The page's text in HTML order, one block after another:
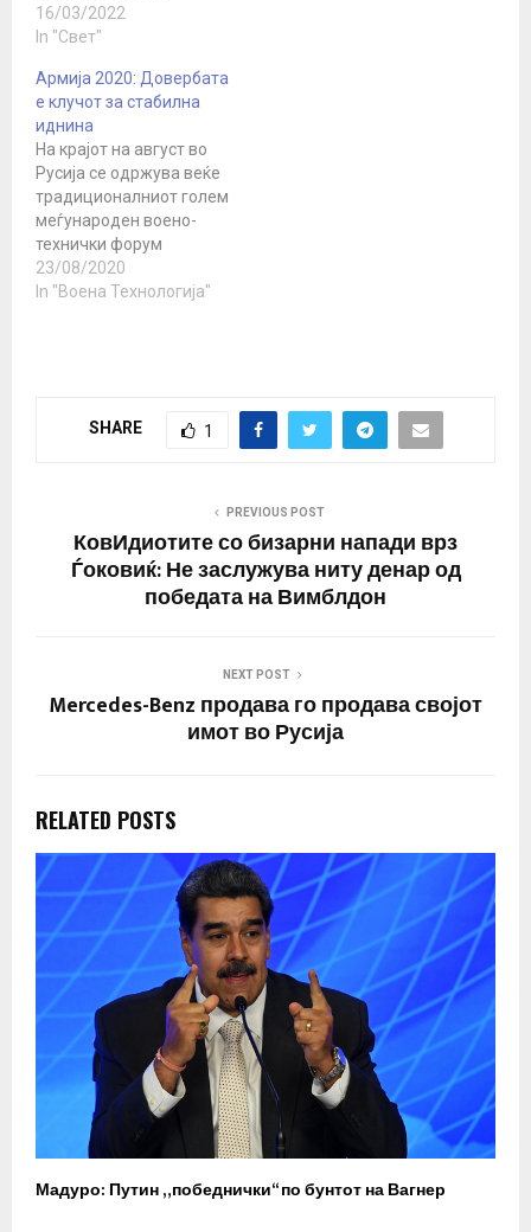
странски платеници во
Украина ќе бидат
руската армија. „Со
пристигнувањето на
странски платеници во
Украина, руската армија
ќе го стори истото како
и со оние кои беа на
полигонот Јаворив во
регионот Лавов“,…
16/03/2022
In "Свет"
Армија 2020: Довербата
е клучот за стабилна
иднина
На крајот на август во
Русија се одржува веќе
традиционалниот голем
меѓународен воено-
технички форум
„Армија“, кој во
последните години
одбраната, туку и
23/08/2020
In "Воена Технологија"
SHARE 1
PREVIOUS POST
КовИдиотите со бизарни напади врз
Ѓоковиќ: Не заслужува ниту денар од
победата на Вимблдон
NEXT POST
Mercedes-Benz продава го продава својот
имот во Русија
RELATED POSTS
Мадуро: Путин „победнички“ по бунтот на Вагнер